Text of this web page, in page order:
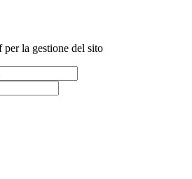
per la gestione del sito